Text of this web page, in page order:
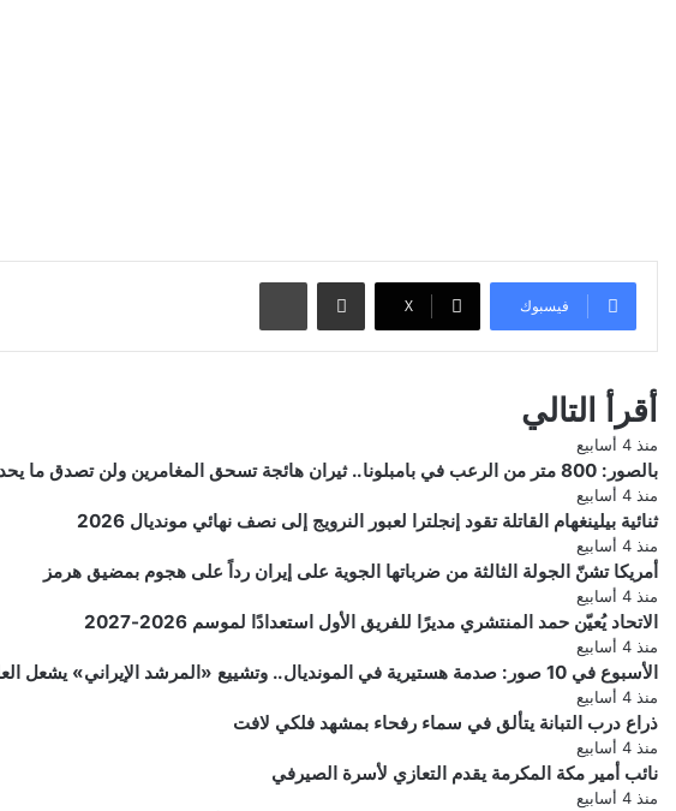
فيسبوك ‫X
مشاركة عبر البريد طباعة
أقرأ التالي
منذ 4 أسابيع
بالصور: 800 متر من الرعب في بامبلونا.. ثيران هائجة تسحق المغامرين ولن تصدق ما يحدث في «حلبة الموت»!
منذ 4 أسابيع
ثنائية بيلينغهام القاتلة تقود إنجلترا لعبور النرويج إلى نصف نهائي مونديال 2026
منذ 4 أسابيع
أمريكا تشنّ الجولة الثالثة من ضرباتها الجوية على إيران رداً على هجوم بمضيق هرمز
منذ 4 أسابيع
الاتحاد يُعيّن حمد المنتشري مديرًا للفريق الأول استعدادًا لموسم 2026-2027
منذ 4 أسابيع
الأسبوع في 10 صور: صدمة هستيرية في المونديال.. وتشييع «المرشد الإيراني» يشعل العالم
منذ 4 أسابيع
ذراع درب التبانة يتألق في سماء رفحاء بمشهد فلكي لافت
منذ 4 أسابيع
نائب أمير مكة المكرمة يقدم التعازي لأسرة الصيرفي
منذ 4 أسابيع